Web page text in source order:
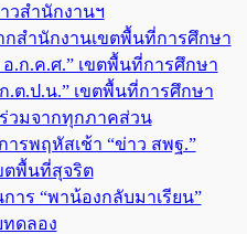
วสำนักงานฯ
กสำนักงานเขตพื้นที่การศึกษา
อ.ก.ค.ศ.” เขตพื้นที่การศึกษา
.ต.ป.น.” เขตพื้นที่การศึกษา
วมจากทุกภาคส่วน
ารพฤหัสเช้า “ข่าว สพฐ.”
ตพื้นที่สุจริต
าร “พาน้องกลับมาเรียน”
ทดลอง